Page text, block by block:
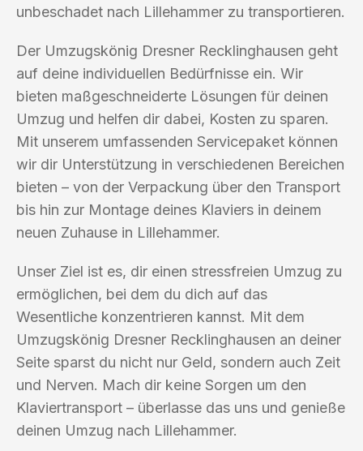
unbeschadet nach Lillehammer zu transportieren.
Der Umzugskönig Dresner Recklinghausen geht
auf deine individuellen Bedürfnisse ein. Wir
bieten maßgeschneiderte Lösungen für deinen
Umzug und helfen dir dabei, Kosten zu sparen.
Mit unserem umfassenden Servicepaket können
wir dir Unterstützung in verschiedenen Bereichen
bieten – von der Verpackung über den Transport
bis hin zur Montage deines Klaviers in deinem
neuen Zuhause in Lillehammer.
Unser Ziel ist es, dir einen stressfreien Umzug zu
ermöglichen, bei dem du dich auf das
Wesentliche konzentrieren kannst. Mit dem
Umzugskönig Dresner Recklinghausen an deiner
Seite sparst du nicht nur Geld, sondern auch Zeit
und Nerven. Mach dir keine Sorgen um den
Klaviertransport – überlasse das uns und genieße
deinen Umzug nach Lillehammer.